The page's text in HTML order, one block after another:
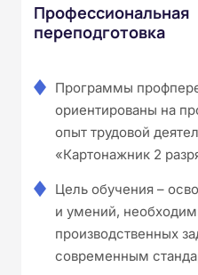
Профессиональная
переподготовка
Программы
ориентированы на
опыт трудовой
«Картонажник 2
Цель обучения –
и умений,
производственных
современным